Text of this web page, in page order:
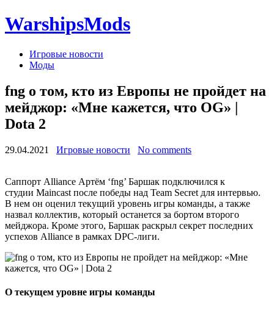
WarshipsMods
Игровые новости
Моды
fng о том, кто из Европы не пройдет на
мейджор: «Мне кажется, что OG» |
Dota 2
29.04.2021 Игровые новости No comments
Саппорт Alliance Артём ‘fng’ Баршак подключился к
студии Maincast после победы над Team Secret для интервью.
В нем он оценил текущий уровень игры команды, а также
назвал коллектив, который останется за бортом второго
мейджора. Кроме этого, Баршак раскрыл секрет последних
успехов Alliance в рамках DPC-лиги.
О текущем уровне игры команды